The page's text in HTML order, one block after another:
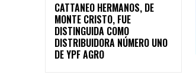
CATTANEO HERMANOS, DE
MONTE CRISTO, FUE
DISTINGUIDA COMO
DISTRIBUIDORA NÚMERO UNO
DE YPF AGRO